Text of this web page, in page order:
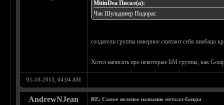
MitinDea Писал(а):
Чак Шульдинер Пидорас
создатели группы наверное считают себя ниибацо
Хотел написать про некоторые БМ группы, как
01-10-2013, 04:04 AM
AndrewNJean RE: Самое нелепое название металл-банды